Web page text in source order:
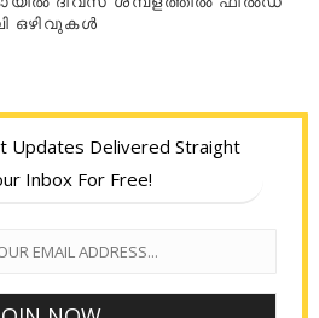
ഒഴിവുകൾ
Updates Delivered Straight
Inbox For Free!